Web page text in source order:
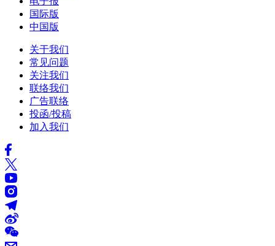
国际版
中国版
关于我们
常见问题
关注我们
联络我们
广告联络
投函/投稿
加入我们